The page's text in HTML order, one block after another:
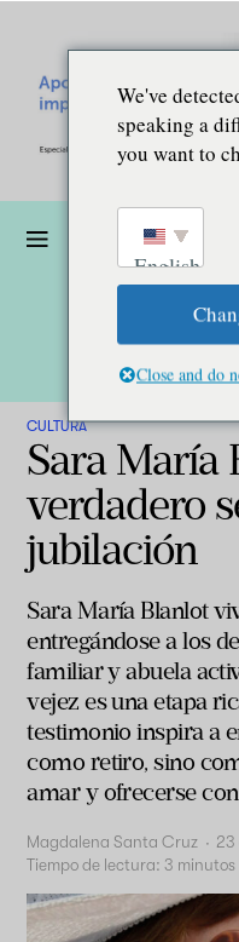
CULTURA
Sara María
verdadero
jubilación
Sara María Blanlot
entregándose a los
familiar y abuela
vejez es una etapa
testimonio inspira a
como retiro, sino
amar y ofrecerse
Magdalena Santa Cruz · 23
Tiempo de lectura: 3 minutos
We've
speaking a
you want to
English
Close and do